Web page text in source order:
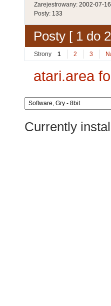
Zarejestrowany: 2002-07-16
Posty: 133
Posty [ 1 do
Strony 1 2 3
atari.area
Currently